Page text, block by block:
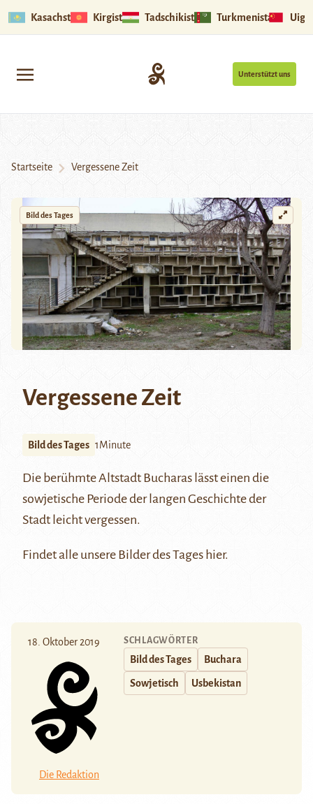
Kasachstan Kirgistan Tadschikistan Turkmenistan
Unterstützt uns
Startseite Vergessene Zeit
Bild des Tages
Vergessene Zeit
Bild des Tages 1Minute
Die berühmte Altstadt Bucharas lässt einen die
sowjetische Periode der langen Geschichte der
Stadt leicht vergessen.
Findet alle unsere Bilder des Tages hier.
18. Oktober 2019
Die Redaktion
SCHLAGWÖRTER
Bild des Tages Buchara
Sowjetisch Usbekistan